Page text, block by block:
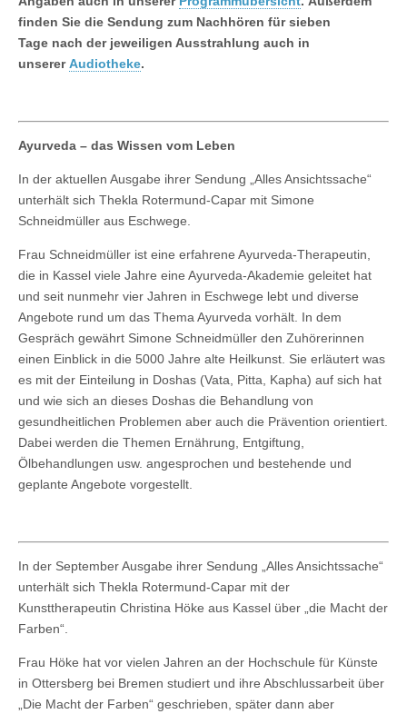
finden Sie die Sendung zum Nachhören für sieben
Tage nach der jeweiligen Ausstrahlung auch in
unsererAudiotheke.
Ayurveda – das Wissen vom Leben
In der aktuellen Ausgabe ihrer Sendung „Alles Ansichtssache“
unterhält sich Thekla Rotermund-Capar mit Simone
Schneidmüller aus Eschwege.
Frau Schneidmüller ist eine erfahrene Ayurveda-Therapeutin,
die in Kassel viele Jahre eine Ayurveda-Akademie geleitet hat
und seit nunmehr vier Jahren in Eschwege lebt und diverse
Angebote rund um das Thema Ayurveda vorhält. In dem
Gespräch gewährt Simone Schneidmüller den Zuhörerinnen
einen Einblick in die 5000 Jahre alte Heilkunst. Sie erläutert was
es mit der Einteilung in Doshas (Vata, Pitta, Kapha) auf sich hat
und wie sich an dieses Doshas die Behandlung von
gesundheitlichen Problemen aber auch die Prävention orientiert.
Dabei werden die Themen Ernährung, Entgiftung,
Ölbehandlungen usw. angesprochen und bestehende und
geplante Angebote vorgestellt.
In der September Ausgabe ihrer Sendung „Alles Ansichtssache“
unterhält sich Thekla Rotermund-Capar mit der
Kunsttherapeutin Christina Höke aus Kassel über „die Macht der
Farben“.
Frau Höke hat vor vielen Jahren an der Hochschule für Künste
in Ottersberg bei Bremen studiert und ihre Abschlussarbeit über
„Die Macht der Farben“ geschrieben, später dann aber